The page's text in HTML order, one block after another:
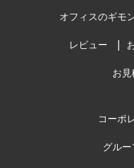
オフィスのギモ
レビュー
お見
コーポ
グルー